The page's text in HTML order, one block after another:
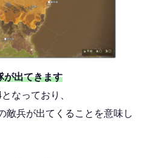
が出てきます
なっており、
敵兵が出てくることを意味し